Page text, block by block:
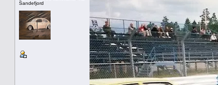
Sandefjord